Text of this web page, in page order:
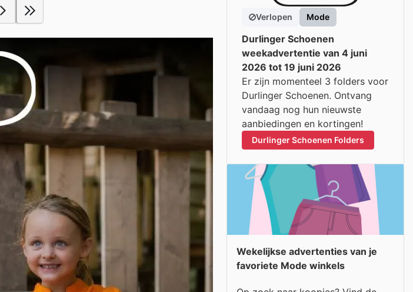
Verlopen Mode
Durlinger Schoenen
weekadvertentie van 4 juni
2026 tot 19 juni 2026
Er zijn momenteel 3 folders voor
Durlinger Schoenen. Ontvang
vandaag nog hun nieuwste
aanbiedingen en kortingen!
Durlinger Schoenen Folders
Wekelijkse advertenties van je
favoriete Mode winkels